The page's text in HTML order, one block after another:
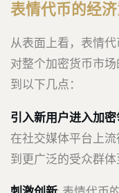
表情代币的经
从表面上看，表情
对整个加密货币市
到以下几点：
引入新用户进入加
在社交媒体平台上
到更广泛的受众群体